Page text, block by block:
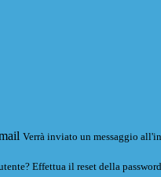
Verrà inviato un messaggio
Effettua il reset della